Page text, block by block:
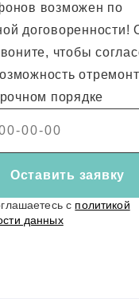
возможен по
договоренности!
чтобы
порядке
Оставить заявку
с политикой
данных